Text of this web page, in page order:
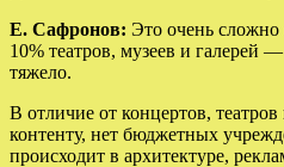
Е. Сафронов: Это очень
10% театров, музеев и галерей
тяжело.
В отличие от концертов,
контенту, нет бюджетных
происходит в архитектуре,